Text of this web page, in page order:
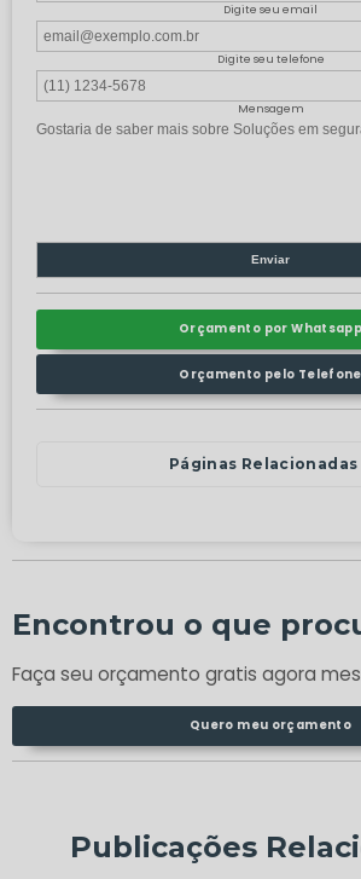
Digite seu email
Digite seu telefone
Mensagem
Orçamento por Whatsapp
Orçamento pelo Telefone
Páginas Relacionadas
Encontrou o que
Faça seu orçamento gratis agora
Quero meu orçamento
Publicações